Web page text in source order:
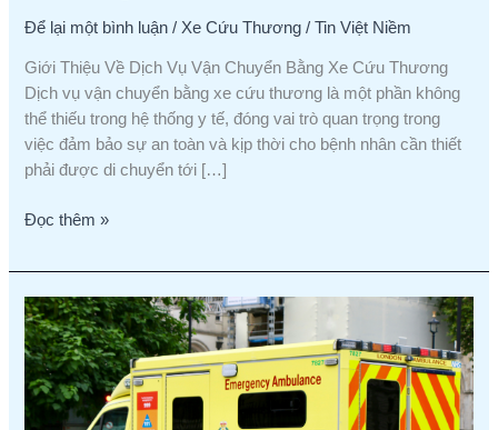
Để lại một bình luận / Xe Cứu Thương /Tin Việt Niềm
Giới Thiệu Về Dịch Vụ Vận Chuyển Bằng Xe Cứu Thương
Dịch vụ vận chuyển bằng xe cứu thương là một phần không
thể thiếu trong hệ thống y tế, đóng vai trò quan trọng trong
việc đảm bảo sự an toàn và kịp thời cho bệnh nhân cần thiết
phải được di chuyển tới […]
Đọc thêm »
Sự
Khác
Biệt
Giữa
Xe